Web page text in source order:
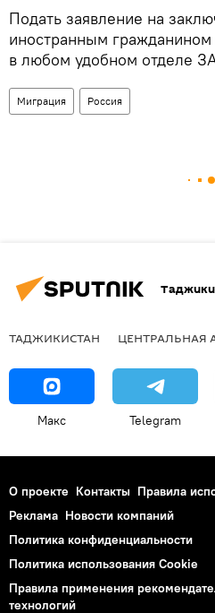
Подать заявление на
иностранным
в любом удобном отделе
Миграция Россия
ТАДЖИКИСТАН ЦЕНТРАЛЬНАЯ
Макс Telegram
О проекте Контакты Правила
Реклама Новости компаний
Политика конфиденциальности
Политика использования Cookie
Правила применения
технологий